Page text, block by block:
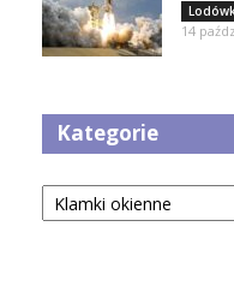
14
Kategorie
Kategorie